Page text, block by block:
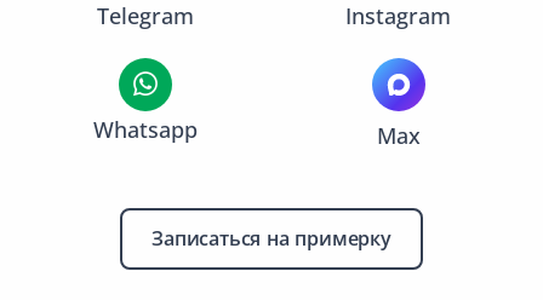
Telegram Instagram
Whatsapp Max
Записаться на примерку